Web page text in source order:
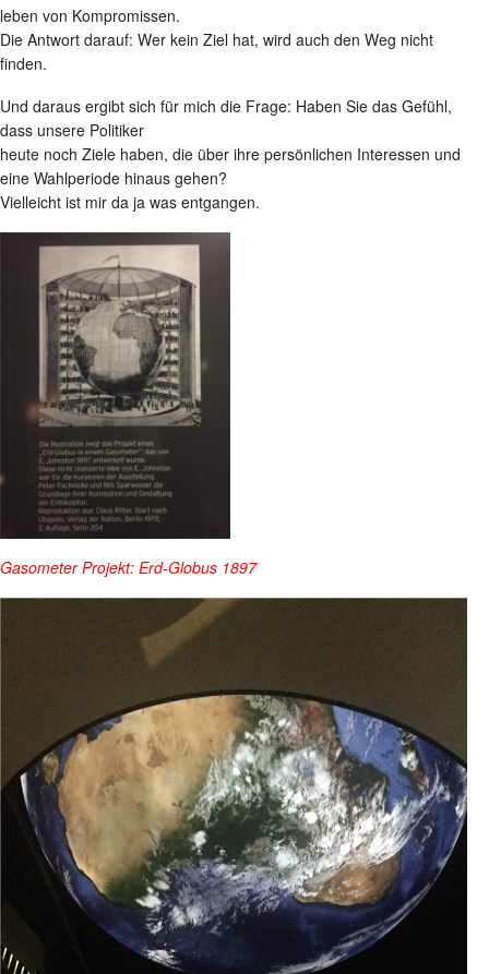
leben von Kompromissen.
Die Antwort darauf: Wer kein Ziel hat, wird auch den Weg nicht
finden.
Und daraus ergibt sich für mich die Frage: Haben Sie das Gefühl,
dass unsere Politiker
heute noch Ziele haben, die über ihre persönlichen Interessen und
eine Wahlperiode hinaus gehen?
Vielleicht ist mir da ja was entgangen.
Gasometer Projekt: Erd-Globus 1897